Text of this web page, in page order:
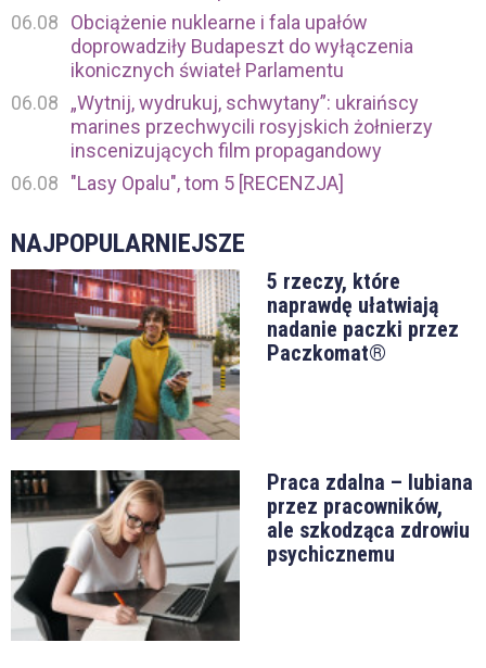
06.08
Obciążenie nuklearne i fala upałów
doprowadziły Budapeszt do wyłączenia
ikonicznych świateł Parlamentu
06.08
„Wytnij, wydrukuj, schwytany”: ukraińscy
marines przechwycili rosyjskich żołnierzy
inscenizujących film propagandowy
06.08
"Lasy Opalu", tom 5 [RECENZJA]
NAJPOPULARNIEJSZE
5 rzeczy, które
naprawdę ułatwiają
nadanie paczki przez
Paczkomat®
Praca zdalna – lubiana
przez pracowników,
ale szkodząca zdrowiu
psychicznemu